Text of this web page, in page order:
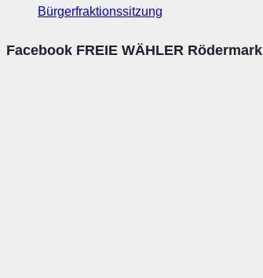
Bürgerfraktionssitzung
Facebook FREIE WÄHLER Rödermark